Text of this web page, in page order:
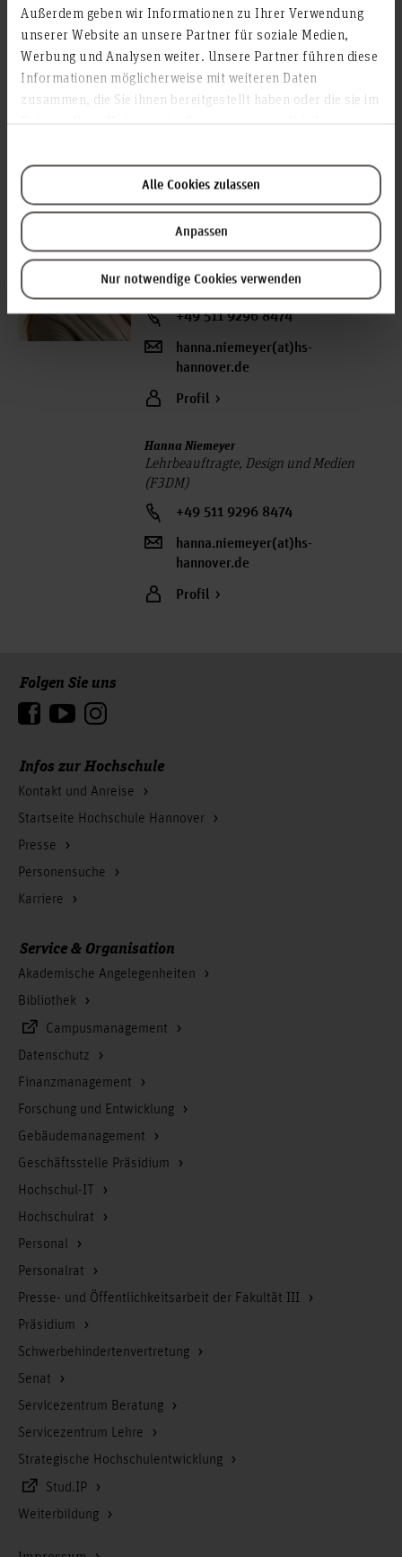
Außerdem geben wir Informationen zu Ihrer Verwendung
unserer Website an unsere Partner für soziale Medien,
Werbung und Analysen weiter. Unsere Partner führen diese
Informationen möglicherweise mit weiteren Daten
zusammen, die Sie ihnen bereitgestellt haben oder die sie im
Alle Cookies zulassen
Anpassen
Nur notwendige Cookies verwenden
Raum: 2A.0.06
Expo Plaza 2
30539 Hannover
Ansprechperson:
Mitarbeiterin, Design und Medien (F3DM)
Raum: 2A.0.06
Expo Plaza 2
30539 Hannover
+49 511 9296 8474
hanna.niemeyer(at)hs-
hannover.de
Profil
Hanna Niemeyer
Lehrbeauftragte, Design und Medien
(F3DM)
+49 511 9296 8474
hanna.niemeyer(at)hs-
hannover.de
Profil
Infos zur Hochschule
Kontakt und Anreise
Startseite Hochschule Hannover
Presse
Personensuche
Karriere
Folgen Sie uns
Service & Organisation
Akademische Angelegenheiten
Bibliothek
Campusmanagement
Datenschutz
Finanzmanagement
Forschung und Entwicklung
Gebäudemanagement
Geschäftsstelle Präsidium
Hochschul-IT
Hochschulrat
Personal
Personalrat
Presse- und Öffentlichkeitsarbeit der Fakultät III
Präsidium
Schwerbehindertenvertretung
Senat
Servicezentrum Beratung
Servicezentrum Lehre
Strategische Hochschulentwicklung
Stud.IP
Weiterbildung